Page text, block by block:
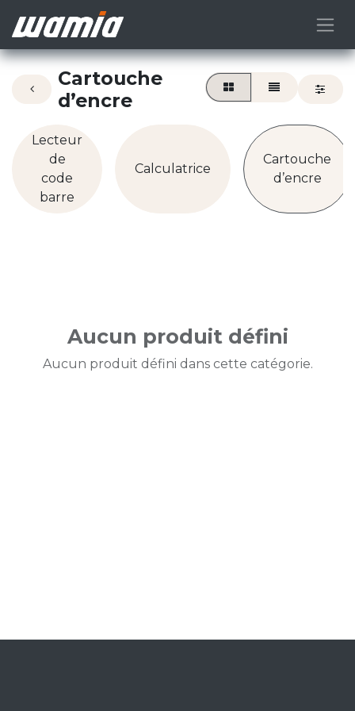
Cartouche
d’encre
Lecteur
de
code
barre
Calculatrice
Cartouche
d’encre
Aucun produit défini
Aucun produit défini dans cette catégorie.